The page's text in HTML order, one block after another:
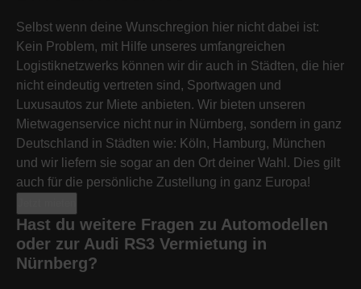
Selbst wenn deine Wunschregion hier nicht dabei ist:
Kein Problem, mit Hilfe unseres umfangreichen
Logistiknetzwerks können wir dir auch in Städten, die hier
nicht eindeutig vertreten sind, Sportwagen und
Luxusautos zur Miete anbieten. Wir bieten unseren
Mietwagenservice nicht nur in Nürnberg, sondern in ganz
Deutschland in Städten wie: Köln, Hamburg, München
und wir liefern sie sogar an den Ort deiner Wahl. Dies gilt
auch für die persönliche Zustellung in ganz Europa!
Hast du weitere Fragen zu Automodellen
oder zur Audi RS3 Vermietung in
Nürnberg?